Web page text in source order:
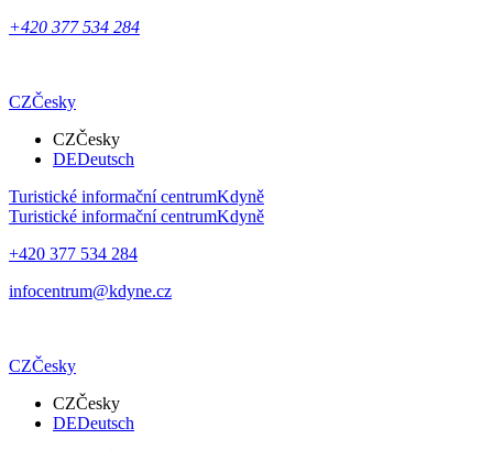
+420 377 534 284
CZČesky
CZČesky
DEDeutsch
Turistické informační centrumKdyně
Turistické informační centrumKdyně
+420 377 534 284
infocentrum@kdyne.cz
CZČesky
CZČesky
DEDeutsch